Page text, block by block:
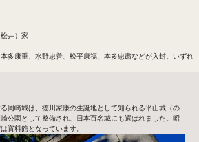
井）家
多康重、水野忠善、松平康福、本多忠粛などが入封。いずれ
岡崎城は、徳川家康の生誕地として知られる平山城（の
公園として整備され、日本百名城にも選ばれました。昭
資料館となっています。